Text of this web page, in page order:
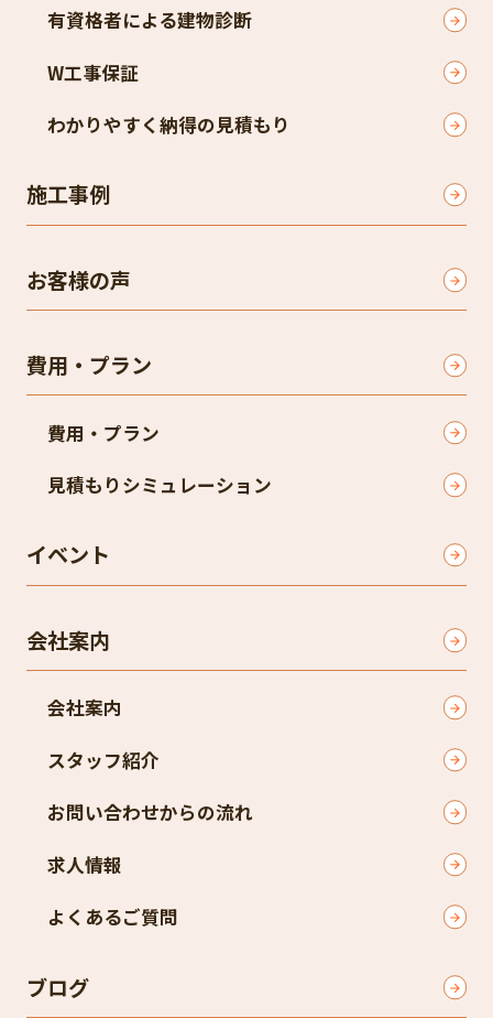
有資格者による建物診断
W工事保証
わかりやすく納得の見積もり
施工事例
お客様の声
費用・プラン
費用・プラン
見積もりシミュレーション
イベント
会社案内
会社案内
スタッフ紹介
お問い合わせからの流れ
求人情報
よくあるご質問
ブログ